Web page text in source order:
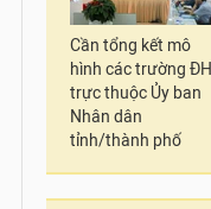
Cần tổng kết mô
hình các trường ĐH
trực thuộc Ủy ban
Nhân dân
tỉnh/thành phố